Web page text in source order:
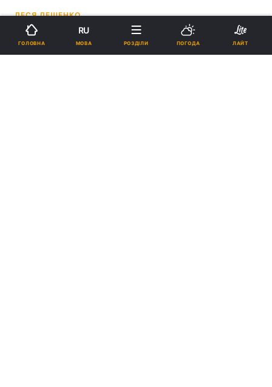
ЛЕСЯ ЛЕЩЕНКО
09:12, 28.05.24
ГОЛОВНА
RU
МОВА РОЗДІЛИ ПОГОДА ЛАЙТ